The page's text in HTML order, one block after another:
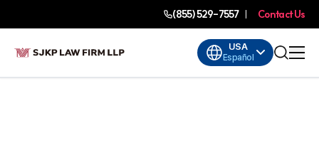
(855) 529-7557 Contact Us
USA
Español